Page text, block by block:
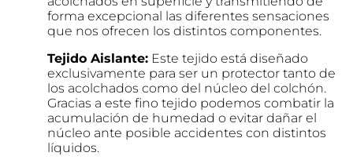
forma excepcional las diferentes sensaciones
que nos ofrecen los distintos componentes.
Tejido Aislante:Este tejido está diseñado
exclusivamente para ser un protector tanto de
los acolchados como del núcleo del colchón.
Gracias a este fino tejido podemos combatir la
acumulación de humedad o evitar dañar el
núcleo ante posible accidentes con distintos
líquidos.